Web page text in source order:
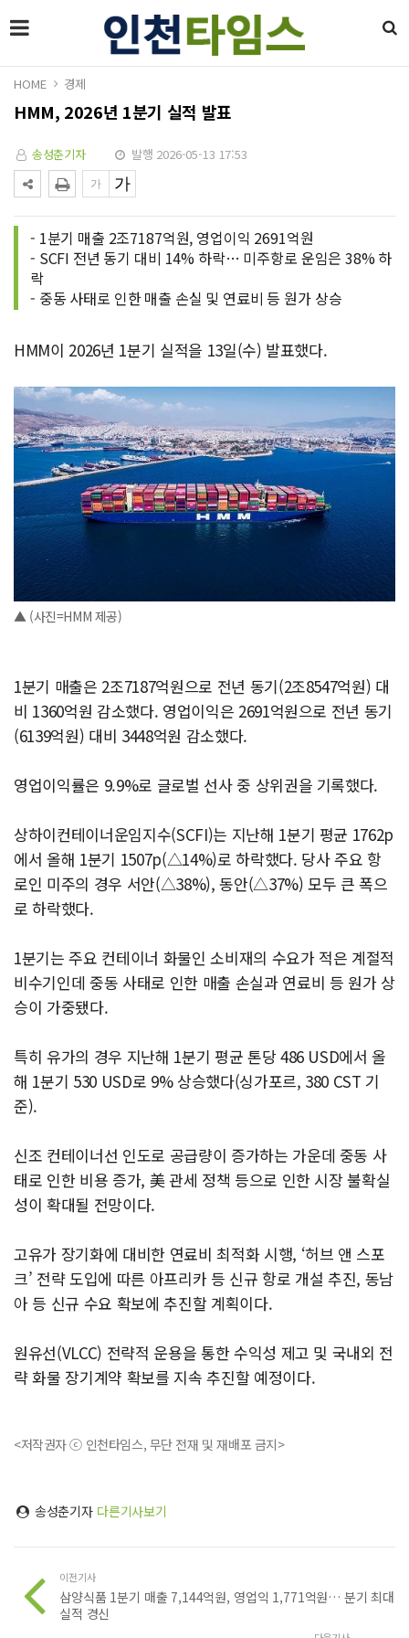
HOME 경제
HMM, 2026년 1분기 실적 발표
송성춘기자 발행 2026-05-13 17:53
- 1분기 매출 2조7187억원, 영업이익 2691억원
- SCFI 전년 동기 대비 14% 하락… 미주항로 운임은 38% 하
락
- 중동 사태로 인한 매출 손실 및 연료비 등 원가 상승
HMM이 2026년 1분기 실적을 13일(수) 발표했다.
▲ (사진=HMM 제공)
1분기 매출은 2조7187억원으로 전년 동기(2조8547억원) 대
비 1360억원 감소했다. 영업이익은 2691억원으로 전년 동기
(6139억원) 대비 3448억원 감소했다.
영업이익률은 9.9%로 글로벌 선사 중 상위권을 기록했다.
상하이컨테이너운임지수(SCFI)는 지난해 1분기 평균 1762p
에서 올해 1분기 1507p(△14%)로 하락했다. 당사 주요 항
로인 미주의 경우 서안(△38%), 동안(△37%) 모두 큰 폭으
로 하락했다.
1분기는 주요 컨테이너 화물인 소비재의 수요가 적은 계절적
비수기인데 중동 사태로 인한 매출 손실과 연료비 등 원가 상
승이 가중됐다.
특히 유가의 경우 지난해 1분기 평균 톤당 486 USD에서 올
해 1분기 530 USD로 9% 상승했다(싱가포르, 380 CST 기
준).
신조 컨테이너선 인도로 공급량이 증가하는 가운데 중동 사
태로 인한 비용 증가, 美 관세 정책 등으로 인한 시장 불확실
성이 확대될 전망이다.
고유가 장기화에 대비한 연료비 최적화 시행, ‘허브 앤 스포
크’ 전략 도입에 따른 아프리카 등 신규 항로 개설 추진, 동남
아 등 신규 수요 확보에 추진할 계획이다.
원유선(VLCC) 전략적 운용을 통한 수익성 제고 및 국내외 전
략 화물 장기계약 확보를 지속 추진할 예정이다.
<저작권자 ⓒ 인천타임스, 무단 전재 및 재배포 금지>
송성춘기자 다른기사보기
이전기사
삼양식품 1분기 매출 7,144억원, 영업익 1,771억원… 분기 최대
실적 경신